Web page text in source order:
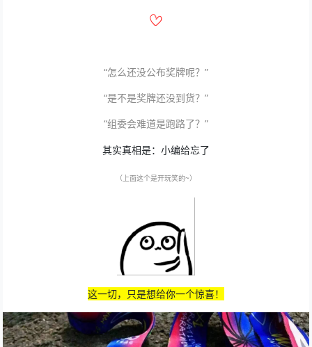
“怎么还没公布奖牌呢？”
“是不是奖牌还没到货？”
“组委会难道是跑路了？”
其实真相是：小编给忘了
（上面这个是开玩笑的~）
这一切，只是想给你一个惊喜！